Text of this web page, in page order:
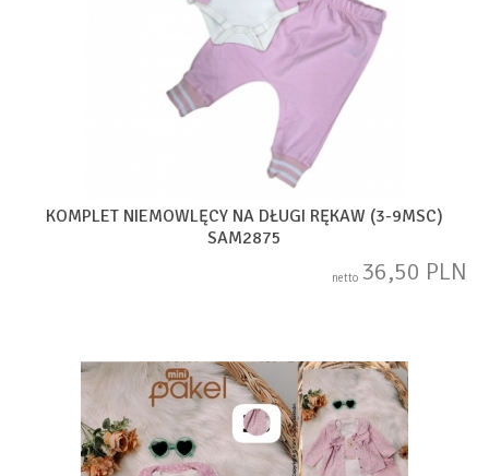
KOMPLET NIEMOWLĘCY NA DŁUGI RĘKAW (3-9MSC)
SAM2875
netto 36,50 PLN